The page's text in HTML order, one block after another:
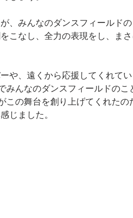
、みんなのダンスフィールド
こなし、全力の表現をし、ま
や、遠くから応援してくれて
んなのダンスフィールドのこ
の舞台を創り上げてくれたの
じました。